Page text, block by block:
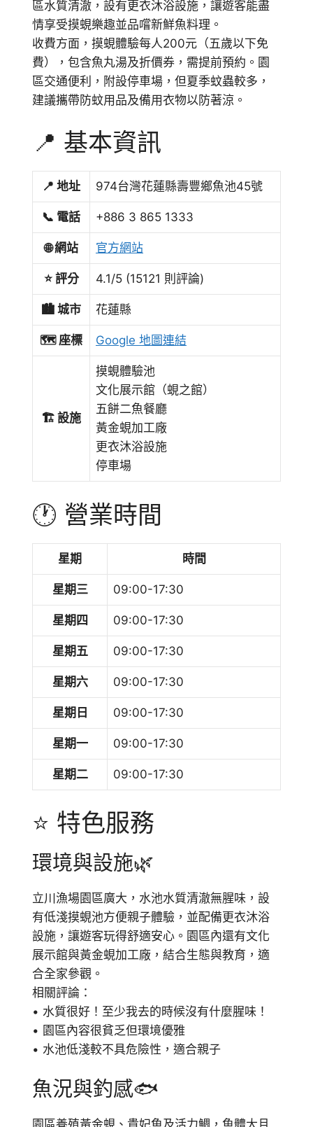
區水質清澈，設有更衣沐浴設施，讓遊客能盡
情享受摸蜆樂趣並品嚐新鮮魚料理。
收費方面，摸蜆體驗每人200元（五歲以下免
費），包含魚丸湯及折價券，需提前預約。園
區交通便利，附設停車場，但夏季蚊蟲較多，
建議攜帶防蚊用品及備用衣物以防著涼。
📍 基本資訊
📍 地址 974台灣花蓮縣壽豐鄉魚池45號
📞 電話 +886 3 865 1333
🌐 網站 官方網站
⭐ 評分 4.1/5 (15121 則評論)
🏙️ 城市 花蓮縣
🗺️ 座標 Google 地圖連結
🏗️ 設施
摸蜆體驗池
文化展示館（蜆之館）
五餅二魚餐廳
黃金蜆加工廠
更衣沐浴設施
停車場
🕐 營業時間
星期 時間
星期三 09:00-17:30
星期四 09:00-17:30
星期五 09:00-17:30
星期六 09:00-17:30
星期日 09:00-17:30
星期一 09:00-17:30
星期二 09:00-17:30
⭐ 特色服務
環境與設施🌿
立川漁場園區廣大，水池水質清澈無腥味，設
有低淺摸蜆池方便親子體驗，並配備更衣沐浴
設施，讓遊客玩得舒適安心。園區內還有文化
展示館與黃金蜆加工廠，結合生態與教育，適
合全家參觀。
相關評論：
• 水質很好！至少我去的時候沒有什麼腥味！
• 園區內容很貧乏但環境優雅
• 水池低淺較不具危險性，適合親子
魚況與釣感🐟
園區養殖黃金蜆、貴妃魚及活力鯛，魚體大且